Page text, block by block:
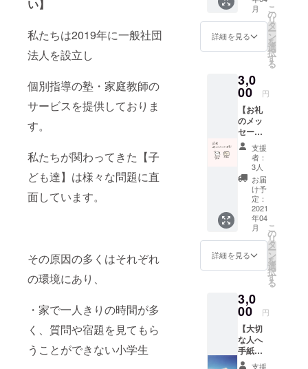
い】
私たちは2019年に一般社団
法人を設立し
個別指導の塾・家庭教師の
サービスを提供しておりま
す。
私たちが関わってきた【子
ども達】は様々な問題に直
面しています。
その原因の多くはそれぞれ
の環境にあり、
・家で一人きりの時間が多
く、質問や宿題を見てもら
うことができない小学生
お礼の
メール
をお送
りいた
しま
注意 ・
クラウ
ドファ
ンディ
ング終
了後、
登録し
ていた
だいて
いる
メール
アドレ
スにお
送りし
ます。
・もし
お礼
はお手
数では
ござい
ます
が、そ
の旨ご
記載く
月
詳細を見る
こ
の
リ
タ
ー
ン
を
選
択
す
る
3,0
00 円
【お礼
のメッ
セージ
動画・
お礼
メー
ル】 ■
内容 今
回のプ
ロジェ
クトメ
ンバー
からお
礼の
メッ
セージ
支援者
様へお
礼の
メール
■詳細
・お1人
お1人へ
支援
者：
3人
お届
け予
定：
2021
年04
月
詳細を見る
こ
の
リ
タ
ー
ン
を
選
択
す
る
3,0
00 円
【大切
な人へ
手紙を
だしま
支援